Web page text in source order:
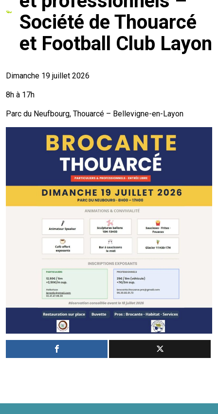
municipaux
sur la commune
d’urbanisme
Association
voirie, arrêté de circulation et
à la commune
loisirs
Société de Thouarcé
et Football Club Layon
Dimanche 19 juillet 2026
8h à 17h
Parc du Neufbourg, Thouarcé – Bellevigne-en-Layon